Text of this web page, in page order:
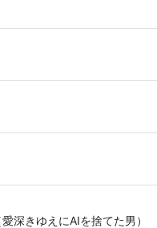
深きゆえにAIを捨てた男）